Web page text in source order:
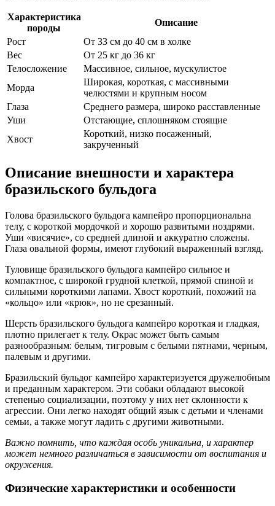
Характеристика
породы
Описание
Рост
От 33 см до 40 см в холке
Вес
От 25 кг до 36 кг
Телосложение
Массивное, сильное, мускулистое
Морда
Широкая, короткая, с массивными
челюстями и крупным носом
Глаза
Среднего размера, широко расставленные
Уши
Отстающие, сплошняком стоящие
Хвост
Короткий, низко посаженный,
закрученный
Описание внешности и характера
бразильского бульдога
Голова бразильского бульдога кампейро пропорциональна
телу, с короткой мордочкой и хорошо развитыми ноздрями.
Уши «висячие», со средней длиной и аккуратно сложены.
Глаза овальной формы, имеют глубокий выраженный взгляд.
Туловище бразильского бульдога кампейро сильное и
компактное, с широкой грудной клеткой, прямой спиной и
сильными короткими лапами. Хвост короткий, похожий на
«кольцо» или «крюк», но не срезанный.
Шерсть бразильского бульдога кампейро короткая и гладкая,
плотно прилегает к телу. Окрас может быть самым
разнообразным: белым, тигровым с белыми пятнами, черным,
палевым и другими.
Бразильский бульдог кампейро характеризуется дружелюбным
и преданным характером. Эти собаки обладают высокой
степенью социализации, поэтому у них нет склонности к
агрессии. Они легко находят общий язык с детьми и членами
семьи, а также могут ладить с другими животными.
Важно помнить, что каждая особь уникальна, и характер
может немного различаться в зависимости от воспитания и
окружения.
Физические характеристики и особенности